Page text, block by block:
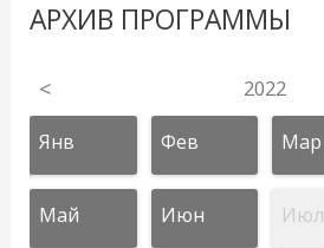
АРХИВ ПРОГРАММЫ
< 2022
Янв Фев Мар
Май Июн Июл